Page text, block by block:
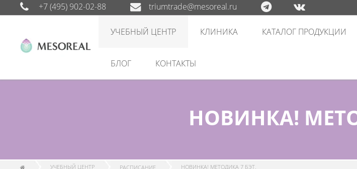
+7 (495) 902-02-88 triumtrade@mesoreal.ru
УЧЕБНЫЙ ЦЕНТР КЛИНИКА КАТАЛОГ ПРОДУКЦИИ
БЛОГ КОНТАКТЫ
НОВИНКА!
УЧЕБНЫЙ ЦЕНТР РАСПИСАНИЕ НОВИНКА! МЕТОДИКА 7 БЭТ.